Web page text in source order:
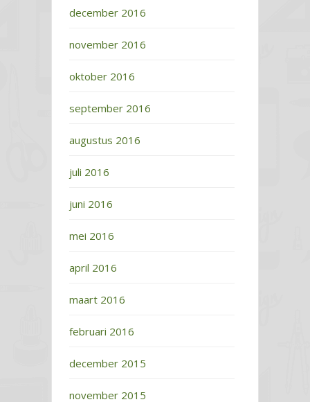
december 2016
november 2016
oktober 2016
september 2016
augustus 2016
juli 2016
juni 2016
mei 2016
april 2016
maart 2016
februari 2016
december 2015
november 2015